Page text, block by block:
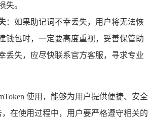
失。
：如果助记词不幸丢失，用户将无法恢
钱包时，一定要高度重视，妥善保管助
丢失，应尽快联系官方客服，寻求专业
使用，能够为用户提供便捷、安全
在使用过程中，用户要严格遵守相关的